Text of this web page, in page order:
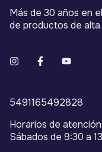
Más de 30 años en
de productos de alta
5491165492828
Horarios de
Sábados de 9:30 a